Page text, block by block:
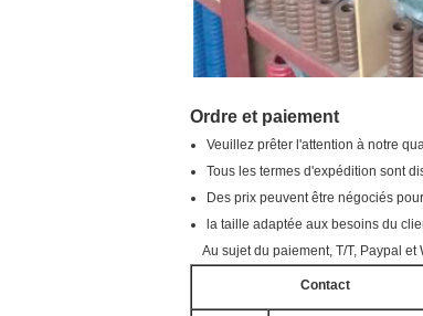
Ordre et paiement
Veuillez prêter l'attention à notre
Tous les termes d'expédition sont
Des prix peuvent être négociés
la taille adaptée aux besoins du
Au sujet du paiement, T/T, Paypal
Contact